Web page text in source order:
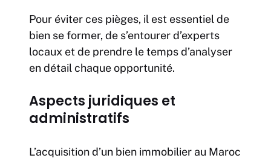
Pour éviter ces pièges, il est essentiel de
bien se former, de s’entourer d’experts
locaux et de prendre le temps d’analyser
en détail chaque opportunité.
Aspects juridiques et
administratifs
L’acquisition d’un bien immobilier au Maroc